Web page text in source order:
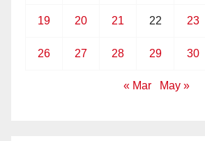
19 20 21 22 23
26 27 28 29 30
« Mar May »